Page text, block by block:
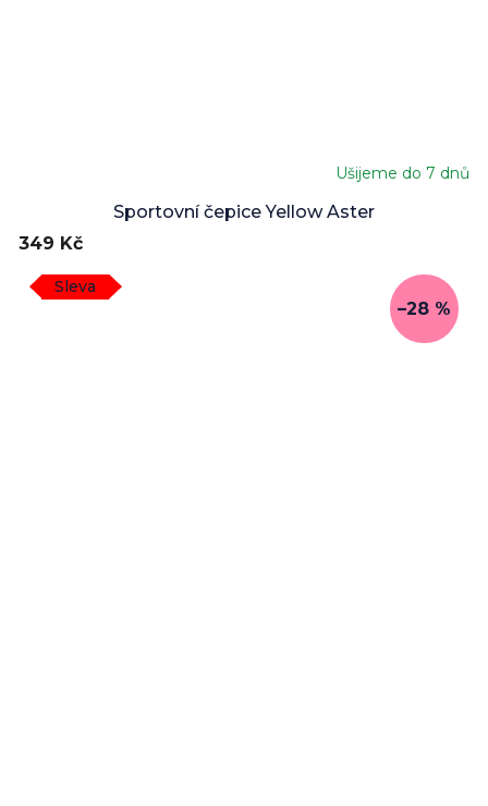
Sportovní čepice Yellow Aster
Ušijeme do 7 dnů
349 Kč
Sleva
–28 %